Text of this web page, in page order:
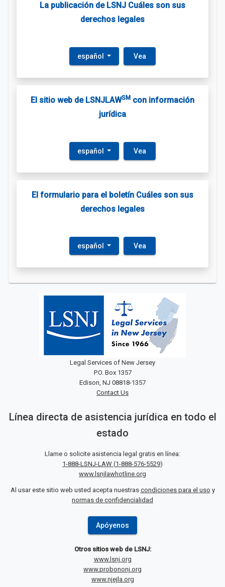
La publicación de LSNJ Cuáles son sus
derechos legales
español Vea
El sitio web de LSNJLAWSM con información
jurídica
español Vea
El formulario para el boletín Cuáles son sus
derechos legales
español Vea
Legal Services of New Jersey
P.O. Box 1357
Edison, NJ 08818-1357
Contact Us
Línea directa de asistencia jurídica en todo el
estado
Llame o solicite asistencia legal gratis en línea:
1-888-LSNJ-LAW (1-888-576-5529)
www.lsnjlawhotline.org
Al usar este sitio web usted acepta nuestras condiciones para el uso y
normas de confidencialidad
Apóyenos
Otros sitios web de LSNJ:
www.lsnj.org
www.probononj.org
www.njejla.org